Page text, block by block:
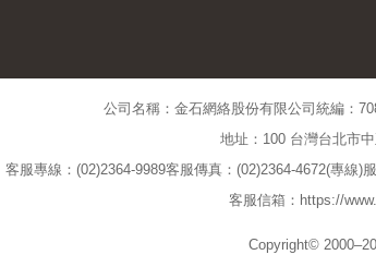
公司名稱：金石網絡股份有限公司 統編：
地址：100 台灣台北市
客服專線：(02)2364-9989客服傳真：(02)2364-4672(專線)
客服信箱：https://
Copyright©